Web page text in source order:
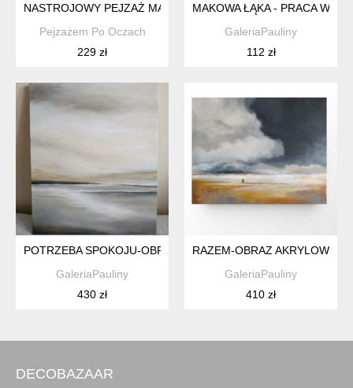
NASTROJOWY PEJZAŻ MALOWANY NA PŁÓTNIE - "ZATOKA
Pejzażem Po Oczach
229 zł
MAKOWA ŁĄKA - PRACA
GaleriaPauliny
112 zł
POTRZEBA SPOKOJU-OBRAZ AKRYLOWY FORMATU 60/50 CM
GaleriaPauliny
430 zł
RAZEM-OBRAZ AKRYLOWY
GaleriaPauliny
410 zł
DECOBAZAAR